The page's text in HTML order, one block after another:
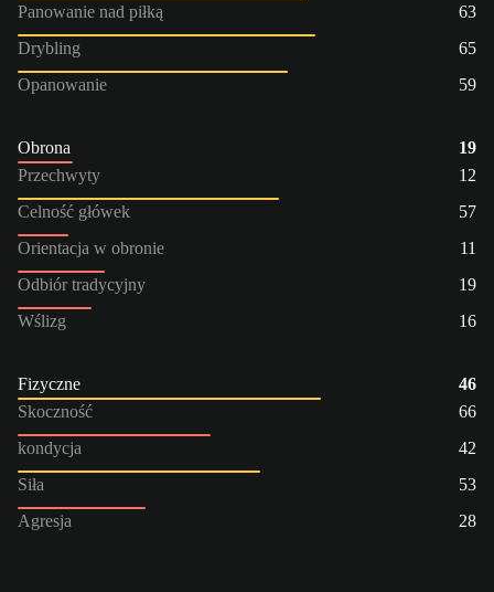
Panowanie nad piłką
63
Drybling
65
Opanowanie
59
Obrona
19
Przechwyty
12
Celność główek
57
Orientacja w obronie
11
Odbiór tradycyjny
19
Wślizg
16
Fizyczne
46
Skoczność
66
kondycja
42
Siła
53
Agresja
28